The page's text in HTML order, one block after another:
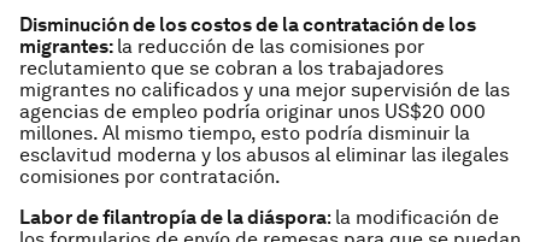
Disminución de los costos de la contratación de los
migrantes: la reducción de las comisiones por
reclutamiento que se cobran a los trabajadores
migrantes no calificados y una mejor supervisión de las
agencias de empleo podría originar unos US$20 000
millones. Al mismo tiempo, esto podría disminuir la
esclavitud moderna y los abusos al eliminar las ilegales
comisiones por contratación.
Labor de filantropía de la diáspora: la modificación de